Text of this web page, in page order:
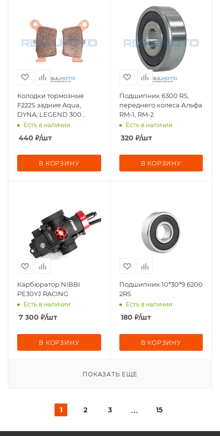
Колодки тормозные
F222S задние Aqua,
DYNA, LEGEND 300
"Sport"
Есть в наличии
440 ₽/шт
В КОРЗИНУ
Подшипник 6300 RS,
переднего колеса Альфа
RM-1, RM-2
Есть в наличии
320 ₽/шт
В КОРЗИНУ
Карбюратор NIBBI
PE30YJ RACING
Есть в наличии
7 300 ₽/шт
В КОРЗИНУ
Подшипник 10*30*9 6200
2RS
Есть в наличии
180 ₽/шт
В КОРЗИНУ
ПОКАЗАТЬ ЕЩЕ
1 2 3 15